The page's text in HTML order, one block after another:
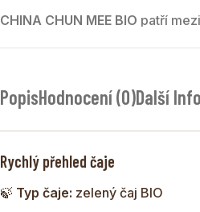
CHINA CHUN MEE BIO patří
čaje. Název znamená „vzácné
charakterem.
PopisHodnocení (0)Další
Rychlý přehled čaje
🍃 Typ čaje: zelený čaj BIO